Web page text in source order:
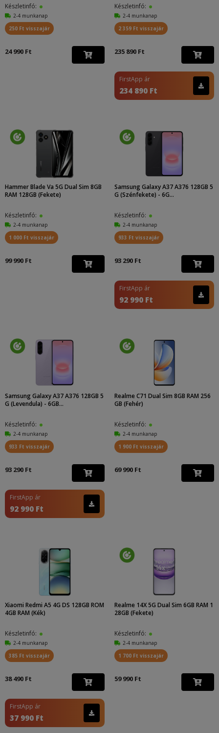
Készletinfó:
2-4 munkanap
250 Ft visszajár
24 990 Ft
Készletinfó:
2-4 munkanap
2 359 Ft visszajár
235 890 Ft
FirstApp ár
234 890 Ft
Hammer Blade Va 5G Dual Sim 8GB
RAM 128GB (Fekete)
Készletinfó:
2-4 munkanap
1 000 Ft visszajár
99 990 Ft
Samsung Galaxy A37 A376 128GB 5
G (Szénfekete) - 6G...
Készletinfó:
2-4 munkanap
933 Ft visszajár
93 290 Ft
FirstApp ár
92 990 Ft
Samsung Galaxy A37 A376 128GB 5
G (Levendula) - 6GB...
Készletinfó:
2-4 munkanap
933 Ft visszajár
93 290 Ft
FirstApp ár
92 990 Ft
Realme C71 Dual Sim 8GB RAM 256
GB (Fehér)
Készletinfó:
2-4 munkanap
1 900 Ft visszajár
69 990 Ft
Xiaomi Redmi A5 4G DS 128GB ROM
4GB RAM (Kék)
Készletinfó:
2-4 munkanap
385 Ft visszajár
38 490 Ft
FirstApp ár
37 990 Ft
Realme 14X 5G Dual Sim 6GB RAM 1
28GB (Fekete)
Készletinfó:
2-4 munkanap
1 700 Ft visszajár
59 990 Ft